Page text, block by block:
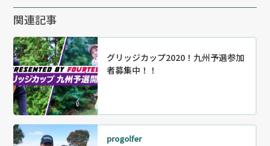
関連記事
グリッジカップ2020！九州予選参加
者募集中！！
progolfer